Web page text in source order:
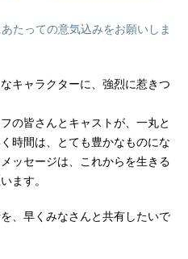
たっての意気込みをお願いしま
キャラクターに、強烈に惹きつ
の皆さんとキャストが、一丸と
時間は、とても豊かなものにな
ッセージは、これからを生きる
ます。
、早くみなさんと共有したいで